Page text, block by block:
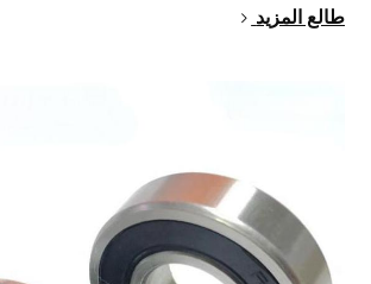
طالع المزيد